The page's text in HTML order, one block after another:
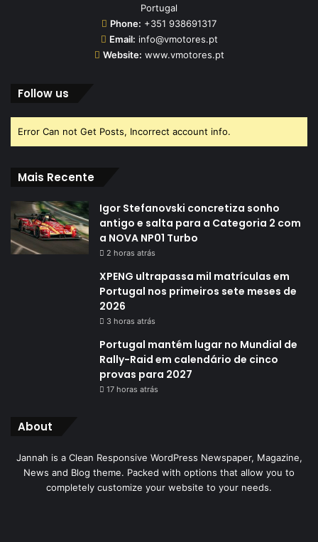
Portugal
Phone: +351 938691317
Email: info@vmotores.pt
Website: www.vmotores.pt
Follow us
Error Can not Get Posts, Incorrect account info.
Mais Recente
Igor Stefanovski concretiza sonho
antigo e salta para a Categoria 2 com
a NOVA NP01 Turbo
2 horas atrás
XPENG ultrapassa mil matrículas em
Portugal nos primeiros sete meses de
2026
3 horas atrás
Portugal mantém lugar no Mundial de
Rally-Raid em calendário de cinco
provas para 2027
17 horas atrás
About
Jannah is a Clean Responsive WordPress Newspaper, Magazine,
News and Blog theme. Packed with options that allow you to
completely customize your website to your needs.